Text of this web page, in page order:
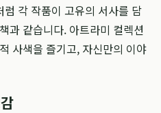
각 작품이 고유의 서사를 담
과 같습니다. 아트라미 컬렉션
사색을 즐기고, 자신만의 이야